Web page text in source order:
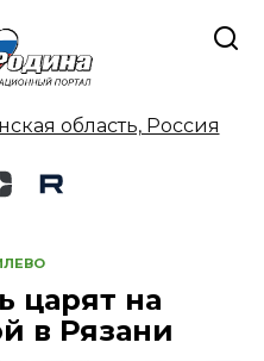
область, Россия
царят на
в Рязани